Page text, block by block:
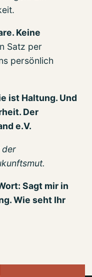
Keine
Satz per
persönlich
ist Haltung. Und
Der
e.V.
der
Sagt mir in
Wie seht Ihr